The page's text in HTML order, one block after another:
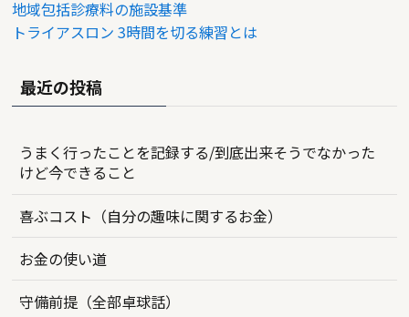
地域包括診療料の施設基準
トライアスロン 3時間を切る練習とは
最近の投稿
うまく行ったことを記録する/到底出来そうでなかった
けど今できること
喜ぶコスト（自分の趣味に関するお金）
お金の使い道
守備前提（全部卓球話）